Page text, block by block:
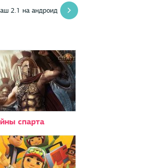
2.1 на андроид
спарта